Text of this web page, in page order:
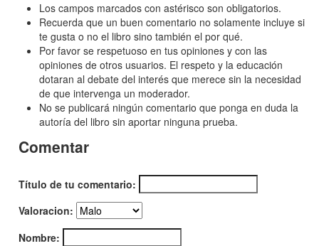
Los campos marcados con astérisco son obligatorios.
Recuerda que un buen comentario no solamente incluye si
te gusta o no el libro sino también el por qué.
Por favor se respetuoso en tus opiniones y con las
opiniones de otros usuarios. El respeto y la educación
dotaran al debate del interés que merece sin la necesidad
de que intervenga un moderador.
No se publicará ningún comentario que ponga en duda la
autoría del libro sin aportar ninguna prueba.
Comentar
Título de tu comentario:
Valoracion:
Nombre: